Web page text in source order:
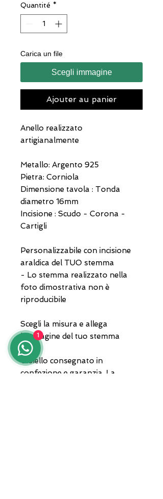
Quantité *
Carica un file
Scegli immagine
Ajouter au panier
Anello realizzato
artigianalmente
Metallo: Argento 925
Pietra: Corniola
Dimensione tavola : Tonda
diametro 16mm
Incisione : Scudo - Corona -
Cartigli
Personalizzabile con incisione
araldica del TUO stemma
- Lo stemma realizzato nella
foto dimostrativa non è
riproducibile
Scegli la misura e allega
l'immagine del tuo stemma
Gioiello consegnato in
confezione e garanzia. La
1